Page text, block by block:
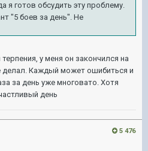
я готов обсудить эту проблему.
"5 боев за день". Не
у меня он закончился на
делал. Каждый может ошибиться и
за день уже многовато. Хотя
день
5 476